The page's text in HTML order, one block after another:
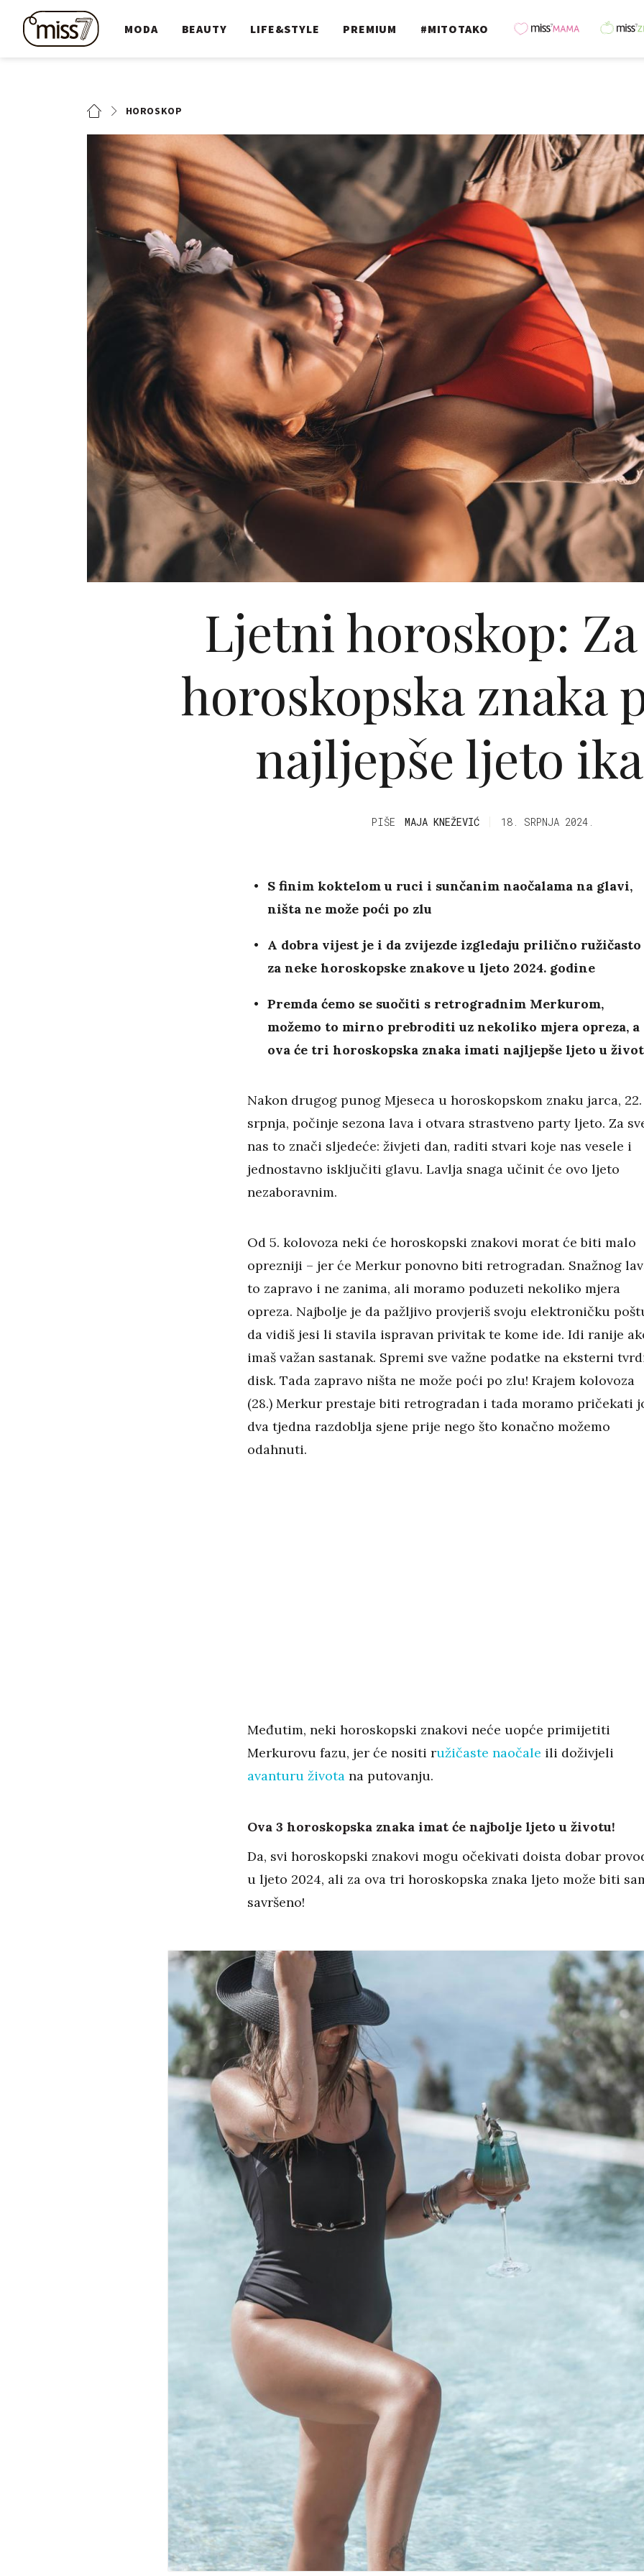
MODA BEAUTY LIFE&STYLE PREMIUM #MITOTAKO
HOROSKOP
Ljetni horoskop: Za
horoskopska znaka
najljepše ljeto
PIŠE MAJA KNEŽEVIĆ 18. SRPNJA 2024.
S finim koktelom u ruci i sunčanim naočalama na glavi,
ništa ne može poći po zlu
A dobra vijest je i da zvijezde izgledaju prilično ružičasto
za neke horoskopske znakove u ljeto 2024. godine
Premda ćemo se suočiti s retrogradnim Merkurom,
možemo to mirno prebroditi uz nekoliko mjera opreza, a
ova će tri horoskopska znaka imati najljepše ljeto u
Nakon drugog punog Mjeseca u horoskopskom znaku jarca, 22.
srpnja, počinje sezona lava i otvara strastveno party ljeto. Za
nas to znači sljedeće: živjeti dan, raditi stvari koje nas vesele i
jednostavno isključiti glavu. Lavlja snaga učinit će ovo ljeto
nezaboravnim.
Od 5. kolovoza neki će horoskopski znakovi morat će biti malo
oprezniji – jer će Merkur ponovno biti retrogradan. Snažnog
to zapravo i ne zanima, ali moramo poduzeti nekoliko mjera
opreza. Najbolje je da pažljivo provjeriš svoju elektroničku
da vidiš jesi li stavila ispravan privitak te kome ide. Idi ranije
imaš važan sastanak. Spremi sve važne podatke na eksterni
disk. Tada zapravo ništa ne može poći po zlu! Krajem kolovoza
(28.) Merkur prestaje biti retrogradan i tada moramo pričekati
dva tjedna razdoblja sjene prije nego što konačno možemo
odahnuti.
Međutim, neki horoskopski znakovi neće uopće primijetiti
Merkurovu fazu, jer će nositi ružičaste naočale ili doživjeli
avanturu životana putovanju.
Ova 3 horoskopska znaka imat će najbolje ljeto u životu!
Da, svi horoskopski znakovi mogu očekivati doista dobar
u ljeto 2024, ali za ova tri horoskopska znaka ljeto može biti
savršeno!